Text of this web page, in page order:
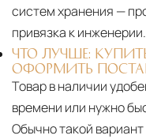
систем хранения —
привязка к инженерии.
ЧТО ЛУЧШЕ:
ОФОРМИТЬ
Товар в наличии
времени или нужно
Обычно такой